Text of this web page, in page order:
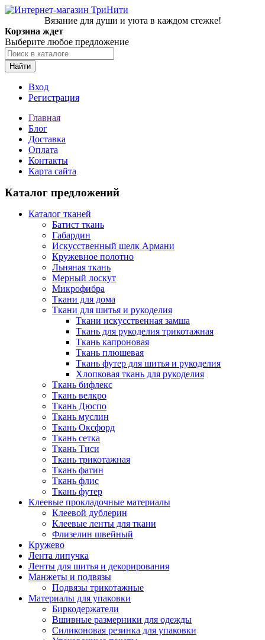
Вязание для души и уюта в каждом стежке!
Корзина ждет
Выберите любое предложение
Найти
Вход
Регистрация
Главная
Блог
Доставка
Оплата
Контакты
Карта сайта
Каталог предложений
Каталог тканей
Батист ткань
Габардин
Искусственный шелк Армани
Кружевное полотно
Льняная ткань
Мерный лоскут
Микрофибра
Ткани для дома
Ткани для шитья и рукоделия
Ткани искусственная замша
Ткань для рукоделия трикотажная
Ткань капроновая
Ткань плюшевая
Ткань футер для шитья и рукоделия
Хлопковая ткань для рукоделия
Ткань бифлекс
Ткань велкро
Ткань Дюспо
Ткань муслин
Ткань Оксфорд
Ткань сетка
Ткань Тиси
Ткань трикотажная
Ткань фатин
Ткань флис
Ткань футер
Клеевые прокладочные материалы
Клеевой дублерин
Клеевые ленты для ткани
Флизелин швейный
Кружево
Лента липучка
Ленты для шитья и декорирования
Манжеты и подвязы
Подвязы трикотажные
Материалы для упаковки
Биркодержатели
Вшивные размерники для одежды
Силиконовая резинка для упаковки